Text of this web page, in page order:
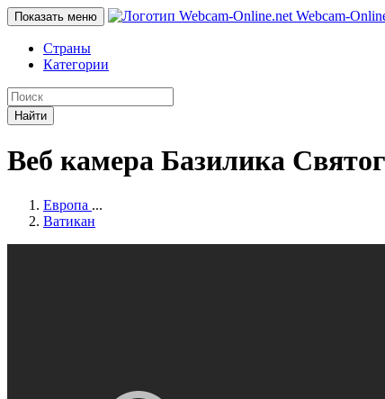
Показать меню Webcam-
Страны
Категории
Найти
Веб камера Базилика
Европа ...
Ватикан